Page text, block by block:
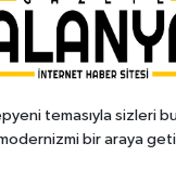
temasıyla sizleri
bir araya